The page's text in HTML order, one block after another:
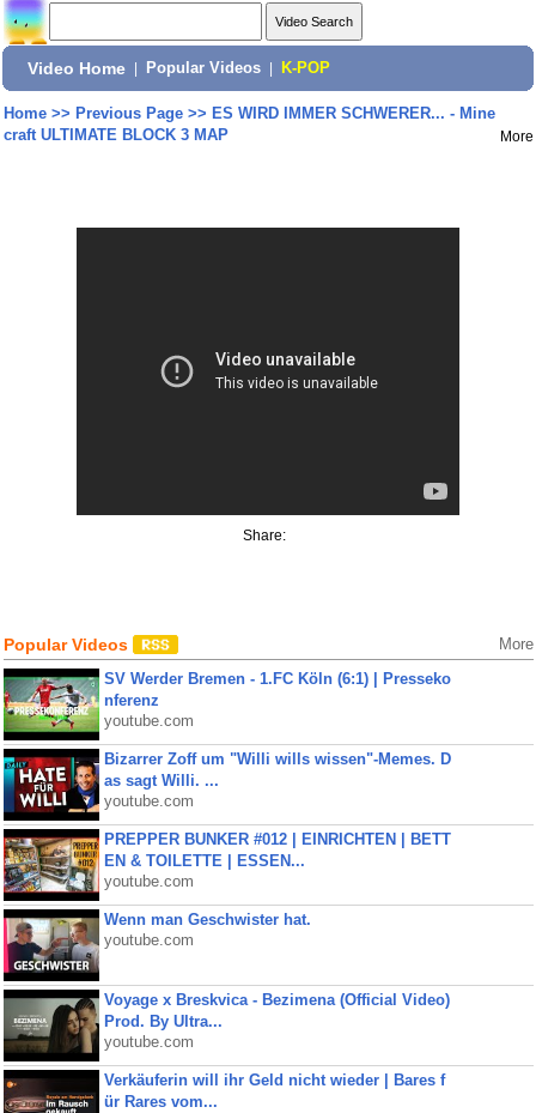
Video Home Popular Videos K-POP
Home>> Previous Page>> ES WIRD IMMER SCHWERER... - Mine
craft ULTIMATE BLOCK 3 MAP
More
Share:
Popular Videos More
SV Werder Bremen - 1.FC Köln (6:1) | Presseko
nferenz
youtube.com
Bizarrer Zoff um "Willi wills wissen"-Memes. D
as sagt Willi. ...
youtube.com
PREPPER BUNKER #012 | EINRICHTEN | BETT
EN & TOILETTE | ESSEN...
youtube.com
Wenn man Geschwister hat.
youtube.com
Voyage x Breskvica - Bezimena (Official Video)
Prod. By Ultra...
youtube.com
Verkäuferin will ihr Geld nicht wieder | Bares f
ür Rares vom...